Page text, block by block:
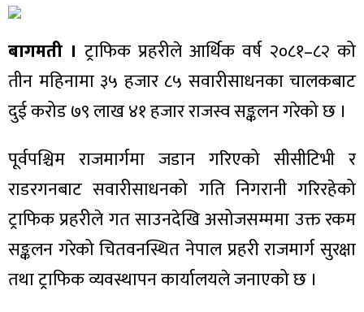
बागमती । ट्राफिक प्रहरीले आर्थिक वर्ष २०८१–८२ को
तीन महिनामा ३५ हजार ८५ सवारीसाधनका चालकबाट
दुई करोड ७९ लाख ४१ हजार राजस्व सङ्कलन गरेको छ ।
पूर्वपश्चिम राजमार्गमा जडान गरिएको सीसीटिभी र
राडरगनबाट सवारीसाधनको गति निगरानी गरिरहेको
ट्राफिक प्रहरीले गत साउनदेखि असोजसम्ममा उक्त रकम
सङ्कलन गरेको चितवनस्थित नेपाल प्रहरी राजमार्ग सुरक्षा
तथा ट्राफिक व्यवस्थापन कार्यालयले जनाएको छ ।